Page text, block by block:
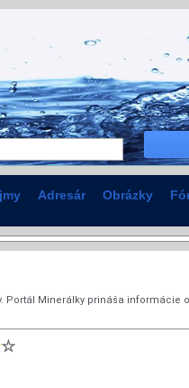
Adresár Obrázky
Portál Minerálky prináša informácie
☆